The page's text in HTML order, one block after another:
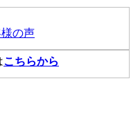
の声
こちらから